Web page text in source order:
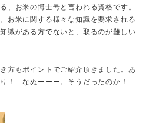
、お米の博士号と言われる資格です。
お米に関する様々な知識を要求される
識がある方でないと、取るのが難しい
方もポイントでご紹介頂きました。あ
！ なぬーーー。そうだったのか！